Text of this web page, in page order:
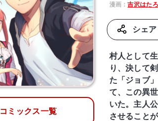
コミックス一覧
漫画：吉沢はた
シェア
村人として
り、決して
た「ジョブ
て、この異
いた。主人
させること